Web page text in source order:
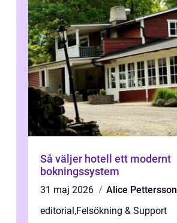
Så väljer hotell ett modernt
bokningssystem
31 maj 2026
Alice Pettersson
editorial,Felsökning & Support